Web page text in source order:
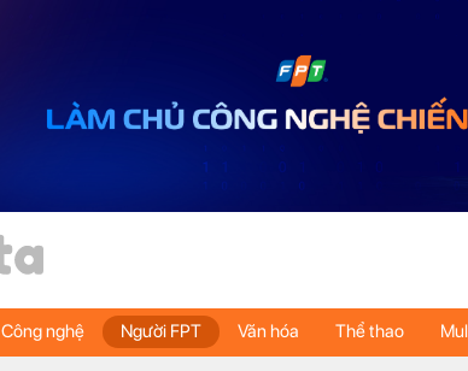
Công nghệ Người FPT Văn hóa Thể thao